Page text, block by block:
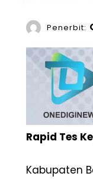
Penerbit:
Rapid Tes
Kabupaten